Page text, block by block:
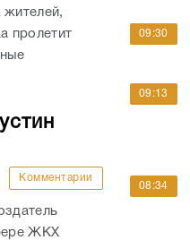
жителей,
пролетит
Комментарии
ЖКХ
09:30
09:13
08:34